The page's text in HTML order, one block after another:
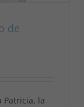
de
Patricia, la